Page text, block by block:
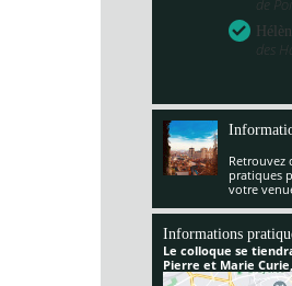
de
des
Retrouvez
pratiques
votre
Informations
Le colloque se
Pierre et Marie